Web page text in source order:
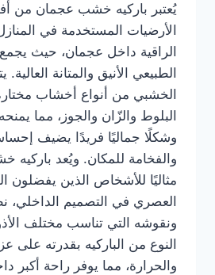
يُعتبر باركيه خشب عجمان من
الأرضيات المستخدمة في
الراقية داخل عجمان، حيث
الطبيعي الأنيق والمتانة العالية.
الخشبي من أنواع أخشاب
البلوط والزّان والجوز، مما
وشكلًا جماليًا فريدًا يضيف
والفخامة للمكان. ويُعد باركيه
مثاليًا للأشخاص الذين يفضلون
العصري في التصميم الداخلي،
ونقوشه التي تناسب مختلف
النوع من الباركيه بقدرته على
والحرارة، مما يوفر راحة أكبر